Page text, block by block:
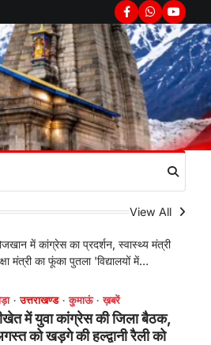
Facebook
Whatsapp
View All
August 6, 2026
में कांग्रेस का प्रदर्शन, स्वास्थ्य मंत्री
मंत्री का फूंका पुतला 'विद्यालयों में…
उत्तराखण्ड कुमाऊं ख़बरें
में युवा कांग्रेस की जिला बैठक,
को खड़गे की हल्द्वानी रैली को
विस्तार के तहत कई नई नियुक्तियां, बूथ
उत्तराखण्ड कुमाऊं ख़बरें
ने लिया लाभ, 191 में से 182
का मौके पर हुआ निस्तारण
August 5, 2026